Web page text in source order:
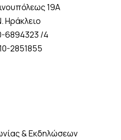
19A
Ηράκλειο
6894323 /4
2851855
& Εκδηλώσεων